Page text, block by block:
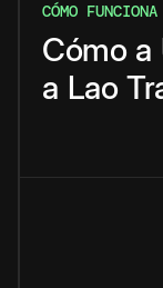
CÓMO FUNCIONA
Cómo a
a Lao